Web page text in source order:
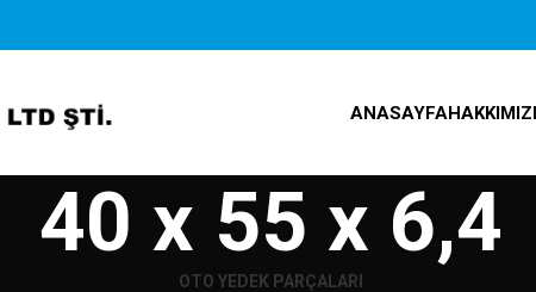
ANASAYFA
40 x 55 x 6,4
OTO YEDEK PARÇALARI